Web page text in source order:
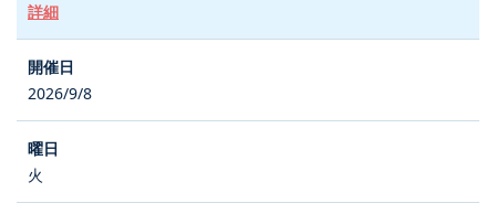
詳細
2026/9/8
火